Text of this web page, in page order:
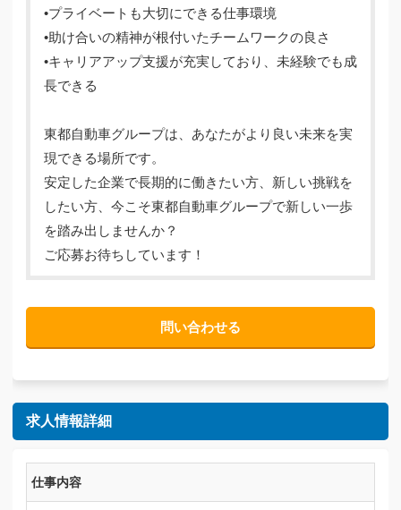
•プライベートも大切にできる仕事環境
•助け合いの精神が根付いたチームワークの良さ
•キャリアアップ支援が充実しており、未経験でも成
長できる
東都自動車グループは、あなたがより良い未来を実
現できる場所です。
安定した企業で長期的に働きたい方、新しい挑戦を
したい方、今こそ東都自動車グループで新しい一歩
を踏み出しませんか？
ご応募お待ちしています！
問い合わせる
求人情報詳細
仕事内容